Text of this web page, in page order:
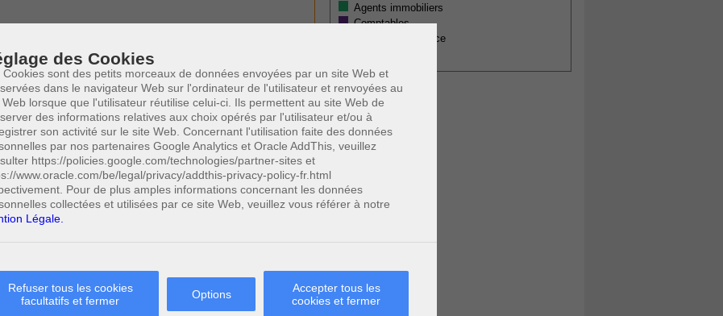
des Cookies
Cookies sont des petits morceaux de données envoyées par un site Web et
dans le navigateur Web sur l'ordinateur de l'utilisateur et renvoyées au
Web lorsque que l'utilisateur réutilise celui-ci. Ils permettent au site Web de
des informations relatives aux choix opérés par l'utilisateur et/ou à
son activité sur le site Web. Concernant l'utilisation faite des données
par nos partenaires Google Analytics et Oracle AddThis, veuillez
https://policies.google.com/technologies/partner-sites et
www.oracle.com/be/legal/privacy/addthis-privacy-policy-fr.html
Pour de plus amples informations concernant les données
collectées et utilisées par ce site Web, veuillez vous référer à notre
Légale.
Refuser tous les cookies
facultatifs et fermer
Options
Accepter tous les
cookies et fermer
Agents immobiliers
Comptables
Huissiers de justice